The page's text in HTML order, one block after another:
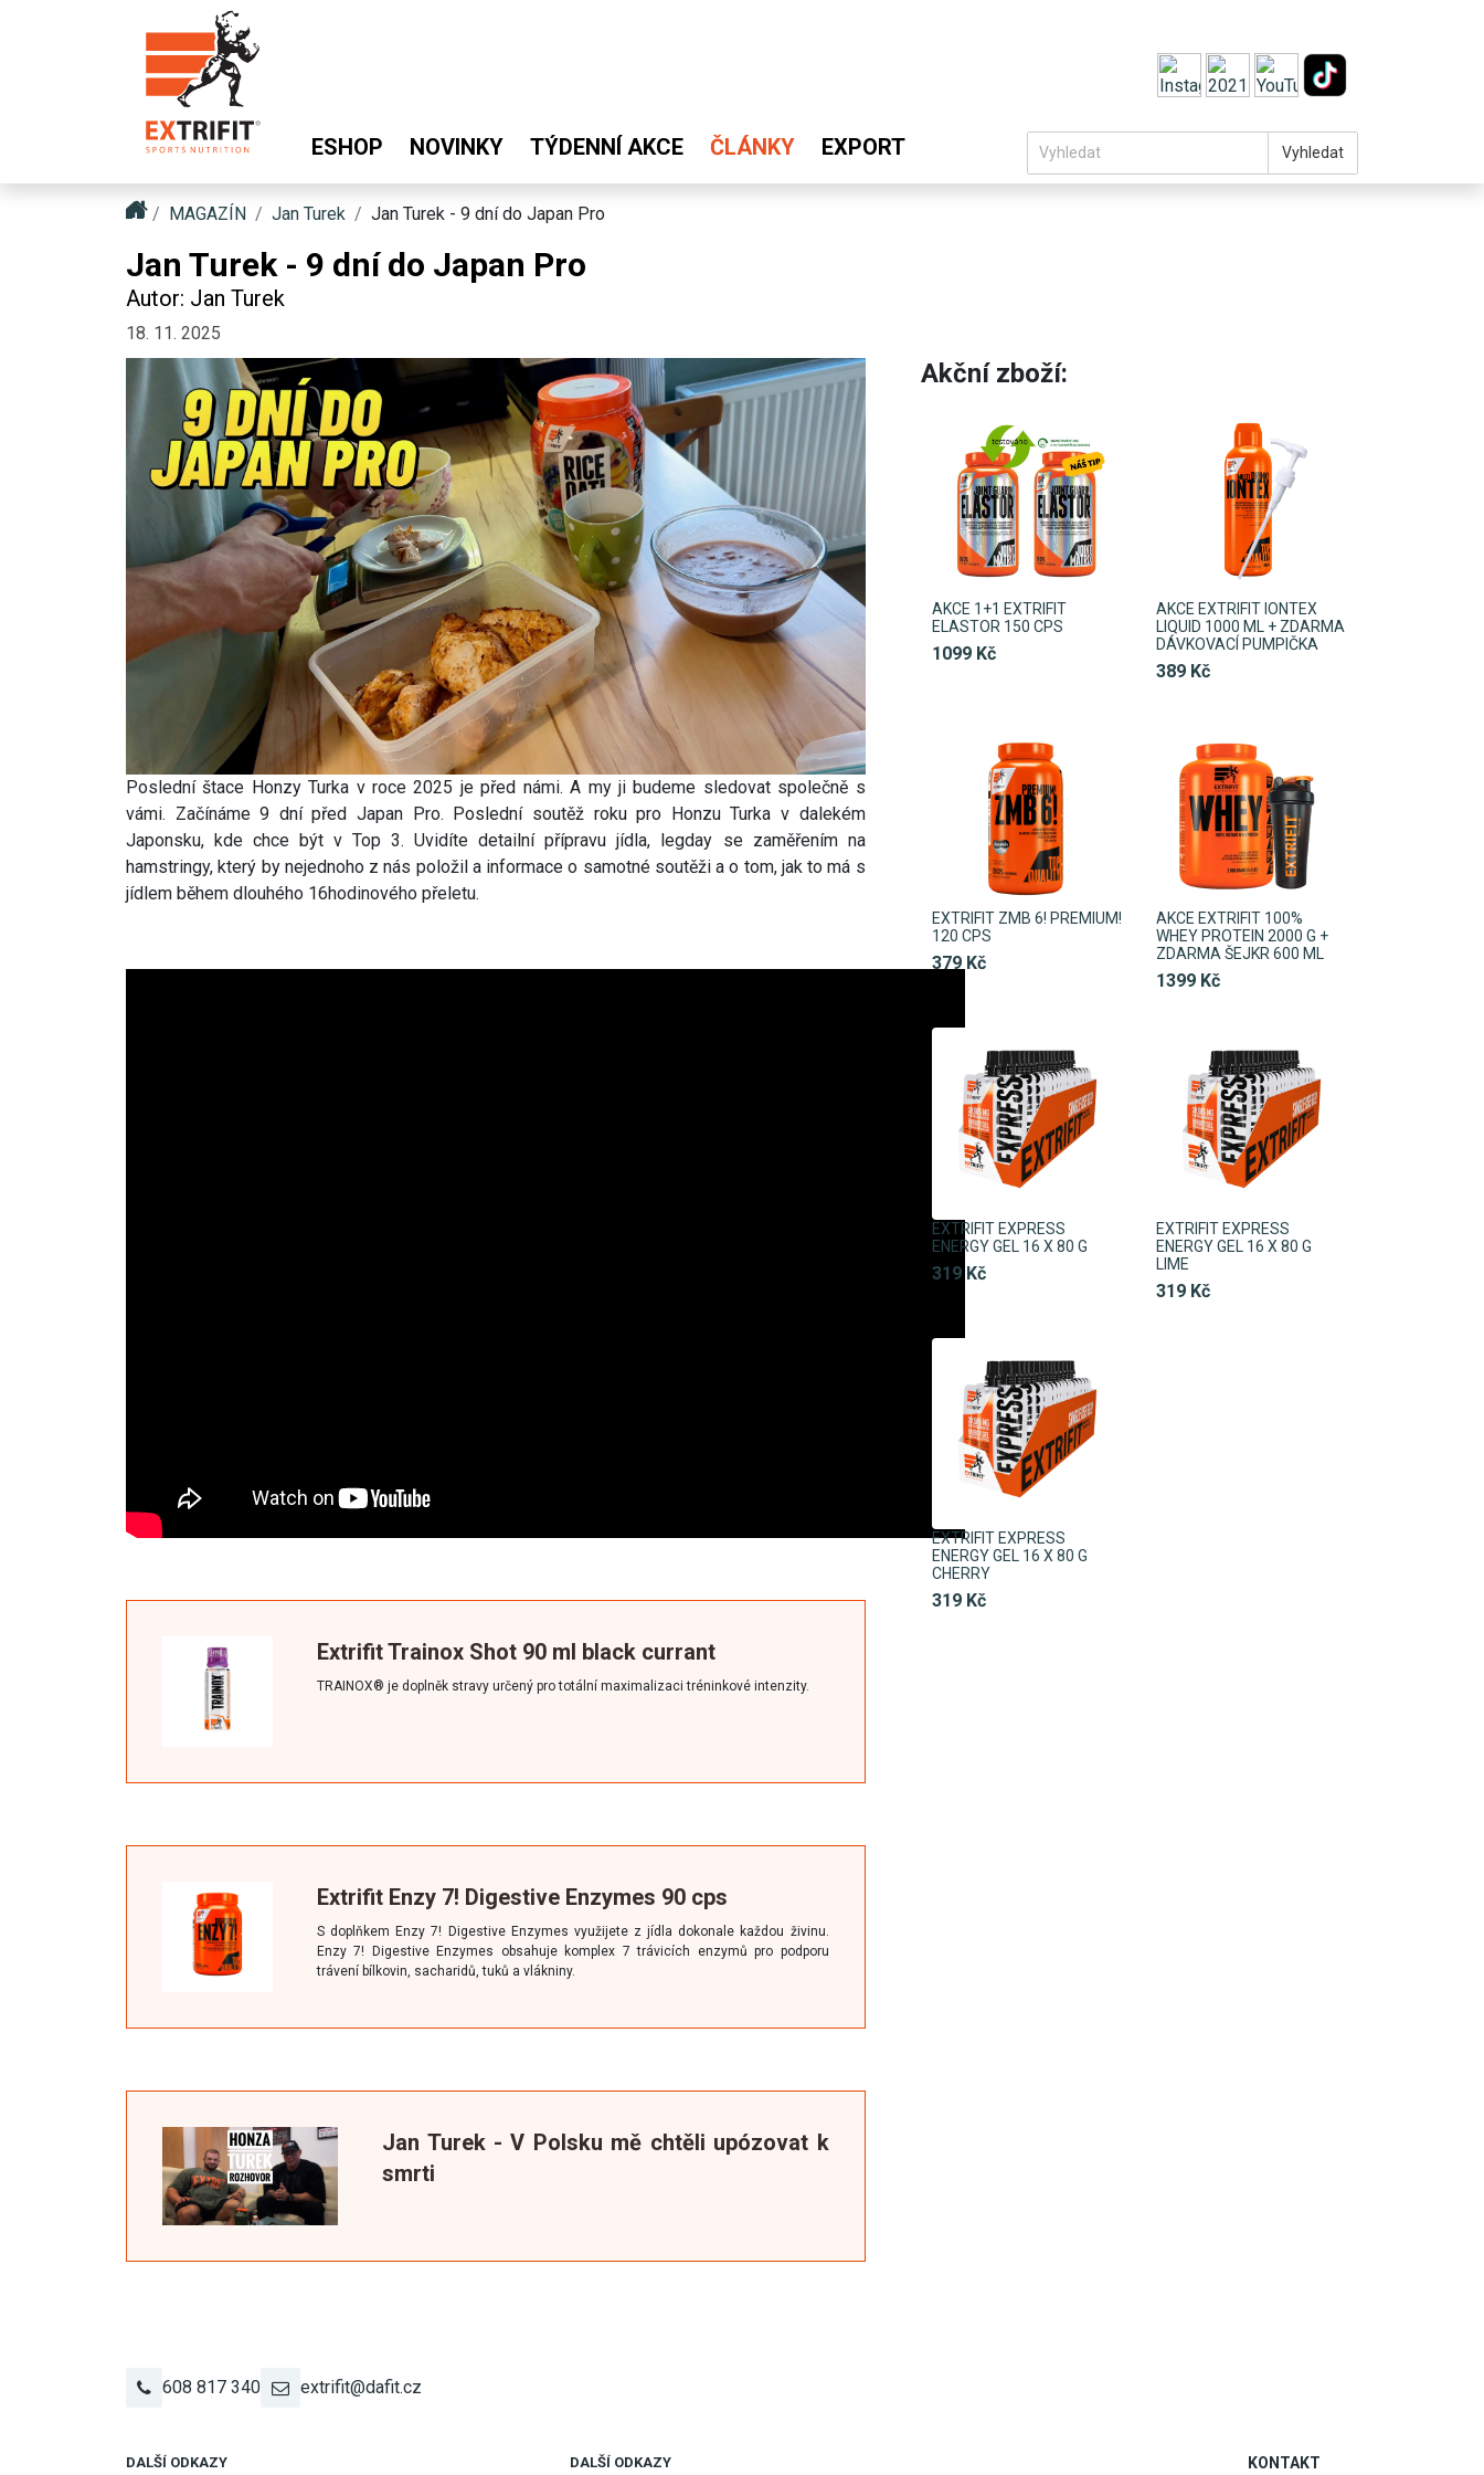
ESHOP NOVINKY TÝDENNÍ AKCE ČLÁNKY EXPORT Vyhledat
MAGAZÍN Jan Turek Jan Turek - 9 dní do Japan Pro
Jan Turek - 9 dní do Japan Pro
Autor: Jan Turek
18. 11. 2025
Poslední štace Honzy Turka v roce 2025 je před námi. A my ji budeme sledovat společně s
vámi. Začínáme 9 dní před Japan Pro. Poslední soutěž roku pro Honzu Turka v dalekém
Japonsku, kde chce být v Top 3. Uvidíte detailní přípravu jídla, legday se zaměřením na
hamstringy, který by nejednoho z nás položil a informace o samotné soutěži a o tom, jak to má s
jídlem během dlouhého 16hodinového přeletu.
Extrifit Trainox Shot 90 ml black currant
TRAINOX® je doplněk stravy určený pro totální maximalizaci tréninkové intenzity.
Extrifit Enzy 7! Digestive Enzymes 90 cps
S doplňkem Enzy 7! Digestive Enzymes využijete z jídla dokonale každou živinu.
Enzy 7! Digestive Enzymes obsahuje komplex 7 trávicích enzymů pro podporu
trávení bílkovin, sacharidů, tuků a vlákniny.
Jan Turek - V Polsku mě chtěli upózovat k
smrti
Akční zboží:
AKCE 1+1 EXTRIFIT
ELASTOR 150 CPS
1099 Kč
AKCE EXTRIFIT IONTEX
LIQUID 1000 ML + ZDARMA
DÁVKOVACÍ PUMPIČKA
389 Kč
EXTRIFIT ZMB 6! PREMIUM!
120 CPS
379 Kč
AKCE EXTRIFIT 100%
WHEY PROTEIN 2000 G +
ZDARMA ŠEJKR 600 ML
1399 Kč
EXTRIFIT EXPRESS
ENERGY GEL 16 X 80 G
319 Kč
EXTRIFIT EXPRESS
ENERGY GEL 16 X 80 G
LIME
319 Kč
EXTRIFIT EXPRESS
ENERGY GEL 16 X 80 G
CHERRY
319 Kč
608 817 340 extrifit@dafit.cz
DALŠÍ ODKAZY DALŠÍ ODKAZY KONTAKT